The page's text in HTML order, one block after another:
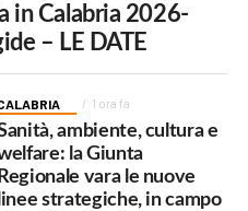
in Calabria 2026-
– LE DATE
1 ora fa
ambiente, cultura e
la Giunta
Regionale vara le nuove
linee strategiche, in campo